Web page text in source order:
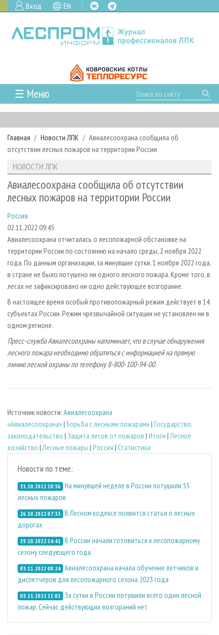
Вход EN
☰ Меню
ГЛАВНАЯ
РУБРИКИ И ТЕМЫ
РУБРИКИ ЖУРНАЛА
ЛЕСОЗАГОТОВКА
ЛЕСОПИЛЕНИЕ
СУШКА ДРЕВЕСИНЫ
ПРОИЗВОДСТВО ДРЕВЕСНЫХ ПЛИТ
ДЕРЕВЯННОЕ ДОМОСТРОЕНИЕ
ПРОИЗВОДСТВО МЕБЕЛИ
БИОЭНЕРГЕТИКА
ЦБП
ИНСТРУМЕНТ И МАТЕРИАЛЫ
НОВОСТИ
НОВОСТИ ЛПК
НОВОСТИ ЖУРНАЛА
ПРОЕКТЫ ЛПИ
АНАЛИТИКА
ПРЕДПРИЯТИЯ ЛПК
ПЕРСОНЫ
МОБИЛЬНЫЕ ВЫСТАВКИ
ОФИЦИАЛЬНЫЕ ДЕЛЕГАЦИИ
ПРИОРИТЕТНЫЕ ИНВЕСТПРОЕКТЫ
RUSSIAN FORESTRY REVIEW
ГАЗЕТА ЛЕСПРОМФОРУМ
БИБЛИОТЕКА СПЕЦИАЛИСТА
АРХИВ ЖУРНАЛОВ
О ЖУРНАЛЕ
КОНТАКТЫ
РЕКЛАМОДАТЕЛЯМ
РЕКЛАМА
РЕКЛАМА НА САЙТЕ
Главная Новости ЛПК
Авиалесоохрана сообщила об
отсутствии лесных пожаров на территории России
НОВОСТИ ЛПК
Авиалесоохрана сообщила об отсутствии
лесных пожаров на территории России
Россия
02.11.2022 09:45
Авиалесоохрана отчиталась о лесопожарной обстановке на
территории России по состоянию на начало среды, 2 ноября 2022
года. По данным организации, за минувшие сутки, 1 ноября 2022 года,
в стране не было потушено ни одного лесного пожара. Кроме того, в
лесах не зафиксировано ни одно действующее возгорание.
В настоящее время особый противопожарный режим действует в 14
субъектах России. Режим чрезвычайной ситуации не установлен ни в
одном регионе.
Пресс-служба Авиалесоохраны напоминает, что в случае обнаружения
лесного пожара необходимо обратиться с информацией на прямую
линию лесной охраны по телефону 8-800-100-94-00.
Источник новости: Авиалесоохрана
«Авиалесоохрана»| Борьба с лесными пожарами | Государство,
законодательство | Защита лесов от пожаров | Итоги |Лесное
хозяйство |Лесные пожары | Россия | Статистика
Новости по теме:
31.10.2022 10:36 На минувшей неделе в России потушили 55
лесных пожаров
26.10.2022 07:33 В Лесном кодексе появится статья о лесных
дорогах
19.10.2022 14:41 В России начали готовиться к лесопожарному
сезону следующего года
03.11.2022 08:24 Авиалесоохрана начала обучение летчиков и
диспетчеров для лесопожарного сезона 2023 года
03.11.2022 11:01 За сутки в России потушили всего один лесной
пожар. Сейчас действующих возгораний нет